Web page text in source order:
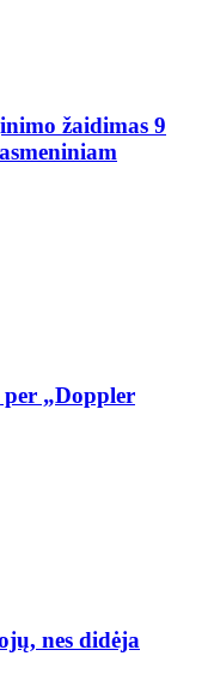
žaidimas 9
„Doppler
nes didėja